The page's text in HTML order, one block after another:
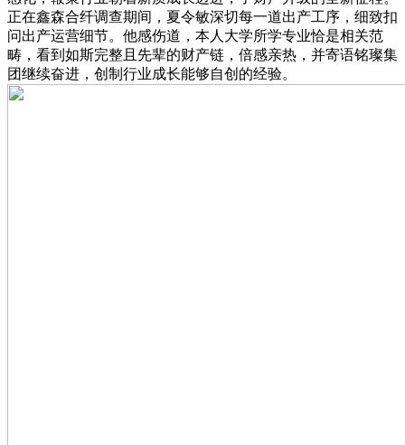
正在鑫森合纤调查期间，夏令敏深切每一道出产工序，细致扣
问出产运营细节。他感伤道，本人大学所学专业恰是相关范
畴，看到如斯完整且先辈的财产链，倍感亲热，并寄语铭璨集
团继续奋进，创制行业成长能够自创的经验。